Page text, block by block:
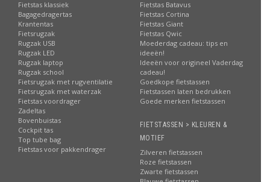
Fietstas klassiek
Bagagedragertas
Krantentas
Fietsrugzak
Rugzak USB
Rugzak LED
Rugzak laptop
Rugzak school
Fietsrugzak met rugventilatie
Fietsrugzak met waterzak
Fietstas voordrager
Zadeltas
Bovenbuistas
Cockpit tas
Top tube bag
Fietstas voor pakkendrager
Fietstas Batavus
Fietstas Cortina
Fietstas Giant
Fietstas Qwic
Moederdag cadeau: tips en
ideeën!
Ideeën voor origineel Vaderdag
cadeau!
Goedkope fietstassen
Fietstassen laten bedrukken
Goede merken fietstassen
FIETSTASSEN > KLEUREN &
MOTIEF
Zilveren fietstassen
Roze fietstassen
Zwarte fietstassen